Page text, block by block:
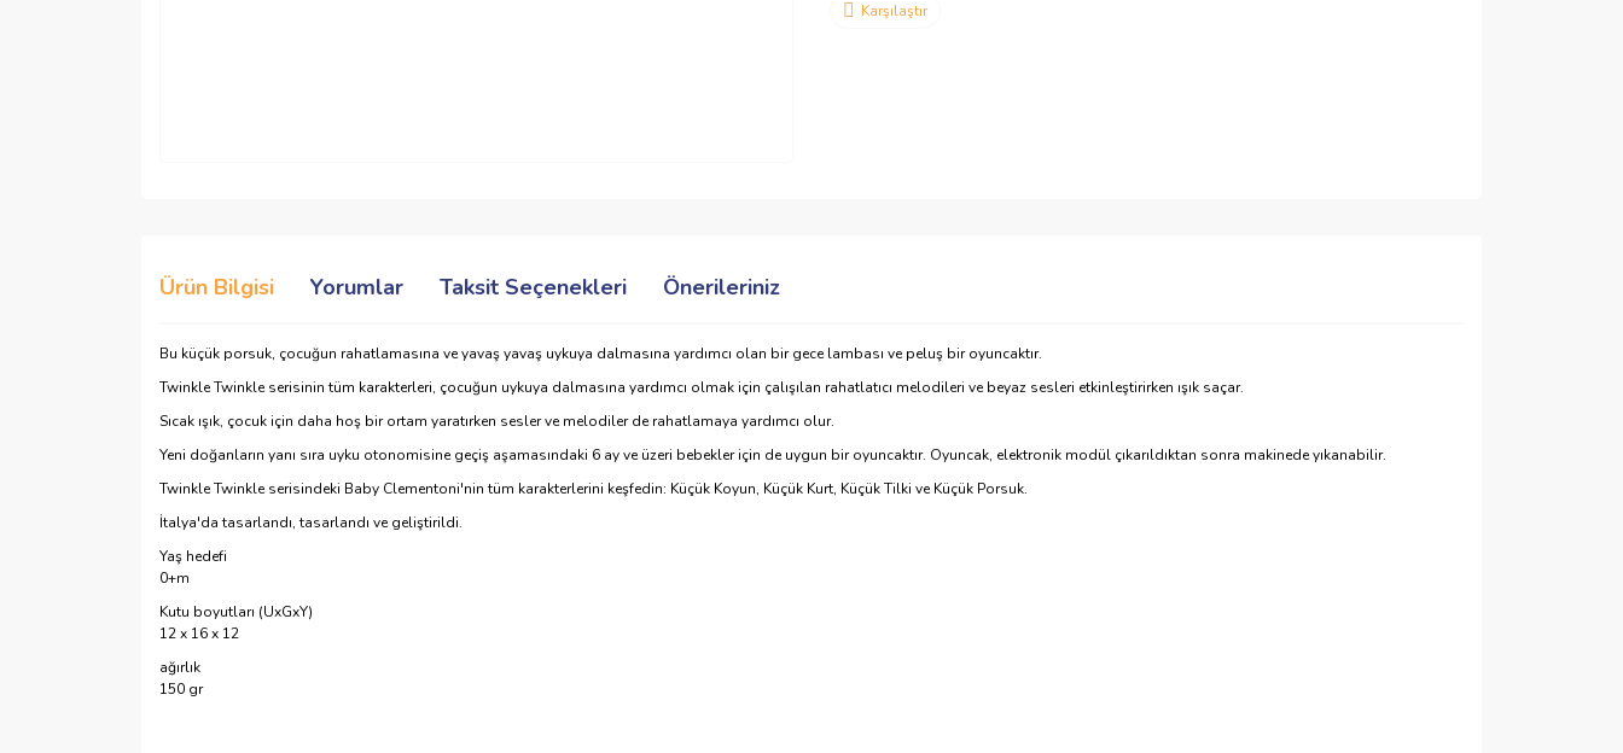
Karşılaştır
Ürün Bilgisi Yorumlar Taksit Seçenekleri Önerileriniz
Bu küçük porsuk, çocuğun rahatlamasına ve yavaş yavaş uykuya dalmasına yardımcı olan bir gece lambası ve peluş bir oyuncaktır.
Twinkle Twinkle serisinin tüm karakterleri, çocuğun uykuya dalmasına yardımcı olmak için çalışılan rahatlatıcı melodileri ve beyaz sesleri etkinleştirirken ışık saçar.
Sıcak ışık, çocuk için daha hoş bir ortam yaratırken sesler ve melodiler de rahatlamaya yardımcı olur.
Yeni doğanların yanı sıra uyku otonomisine geçiş aşamasındaki 6 ay ve üzeri bebekler için de uygun bir oyuncaktır. Oyuncak, elektronik modül çıkarıldıktan sonra makinede yıkanabilir.
Twinkle Twinkle serisindeki Baby Clementoni'nin tüm karakterlerini keşfedin: Küçük Koyun, Küçük Kurt, Küçük Tilki ve Küçük Porsuk.
İtalya'da tasarlandı, tasarlandı ve geliştirildi.
Yaş hedefi
0+m
Kutu boyutları (UxGxY)
12 x 16 x 12
ağırlık
150 gr